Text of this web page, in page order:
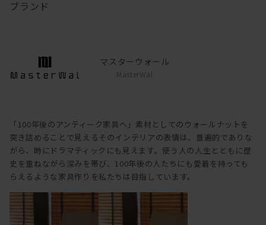
ブランド
マスターウォール
MasterWal
「100年後のアンティーク家具へ」素材としてのウォールナットを
突き詰めることで見えるそのインテリアの表情は、普遍的でありな
がら、時にドラマティックにも見えます。使う人の人生とともに歴
史を重ねながら深みを帯び、100年後の人たちにも愛着を持っても
らえるような家具作りを私たちは目指しています。